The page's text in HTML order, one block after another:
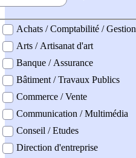
professionel
Achats / Comptabilité / Gestion
Arts / Artisanat d'art
Banque / Assurance
Bâtiment / Travaux Publics
Commerce / Vente
Communication / Multimédia
Conseil / Etudes
Direction d'entreprise